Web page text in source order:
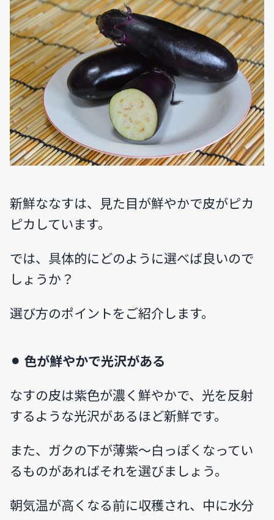
新鮮ななすは、見た目が鮮やかで皮がピカ
ピカしています。
では、具体的にどのように選べば良いので
しょうか？
選び方のポイントをご紹介します。
⚫︎ 色が鮮やかで光沢がある
なすの皮は紫色が濃く鮮やかで、光を反射
するような光沢があるほど新鮮です。
また、ガクの下が薄紫〜白っぽくなってい
るものがあればそれを選びましょう。
朝気温が高くなる前に収穫され、中に水分